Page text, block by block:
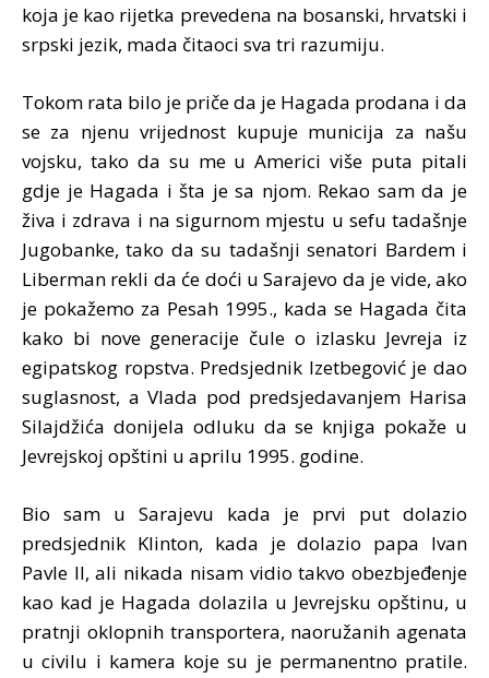
koja je kao rijetka prevedena na bosanski, hrvatski i
srpski jezik, mada čitaoci sva tri razumiju.
Tokom rata bilo je priče da je Hagada prodana i da
se za njenu vrijednost kupuje municija za našu
vojsku, tako da su me u Americi više puta pitali
gdje je Hagada i šta je sa njom. Rekao sam da je
živa i zdrava i na sigurnom mjestu u sefu tadašnje
Jugobanke, tako da su tadašnji senatori Bardem i
Liberman rekli da će doći u Sarajevo da je vide, ako
je pokažemo za Pesah 1995., kada se Hagada čita
kako bi nove generacije čule o izlasku Jevreja iz
egipatskog ropstva. Predsjednik Izetbegović je dao
suglasnost, a Vlada pod predsjedavanjem Harisa
Silajdžića donijela odluku da se knjiga pokaže u
Jevrejskoj opštini u aprilu 1995. godine.
Bio sam u Sarajevu kada je prvi put dolazio
predsjednik Klinton, kada je dolazio papa Ivan
Pavle II, ali nikada nisam vidio takvo obezbjeđenje
kao kad je Hagada dolazila u Jevrejsku opštinu, u
pratnji oklopnih transportera, naoružanih agenata
u civilu i kamera koje su je permanentno pratile.